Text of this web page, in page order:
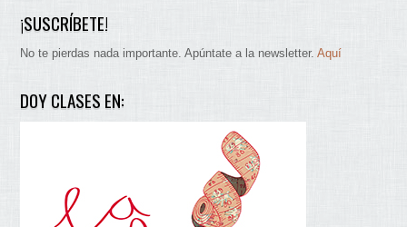
¡SUSCRÍBETE!
No te pierdas nada importante. Apúntate a la newsletter.Aquí
DOY CLASES EN: